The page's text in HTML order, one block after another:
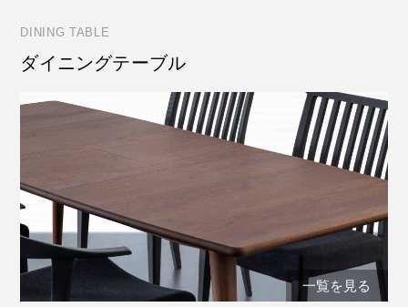
DINING TABLE
ダイニングテーブル
一覧を見る